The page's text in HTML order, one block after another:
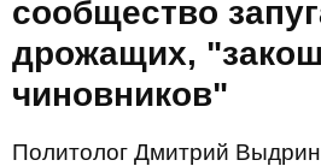
сообщество
дрожащих,
чиновников"
Политолог Дмитрий